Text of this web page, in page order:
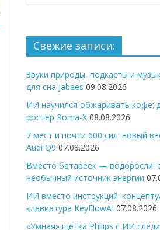
Свежие записи:
Звуки природы, подкасты и
для сна Jabees 09.08.2026
ИИ научился обжаривать кофе:
ростер Roma-X 08.08.2026
7 мест и почти 600 сил: новый
Audi Q9 07.08.2026
Вместо батареек — водоросли:
необычный источник энергии
ИИ вместо инструкций:
клавиатура KeyFlowAI 07.08.2026
«Умная» щётка Philips с ИИ